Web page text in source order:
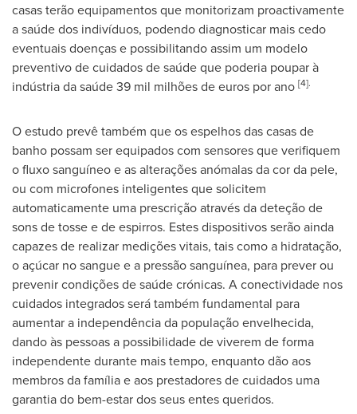
casas terão equipamentos que monitorizam proactivamente
a saúde dos indivíduos, podendo diagnosticar mais cedo
eventuais doenças e possibilitando assim um modelo
preventivo de cuidados de saúde que poderia poupar à
indústria da saúde 39 mil milhões de euros por ano [4].
O estudo prevê também que os espelhos das casas de
banho possam ser equipados com sensores que verifiquem
o fluxo sanguíneo e as alterações anómalas da cor da pele,
ou com microfones inteligentes que solicitem
automaticamente uma prescrição através da deteção de
sons de tosse e de espirros. Estes dispositivos serão ainda
capazes de realizar medições vitais, tais como a hidratação,
o açúcar no sangue e a pressão sanguínea, para prever ou
prevenir condições de saúde crónicas. A conectividade nos
cuidados integrados será também fundamental para
aumentar a independência da população envelhecida,
dando às pessoas a possibilidade de viverem de forma
independente durante mais tempo, enquanto dão aos
membros da família e aos prestadores de cuidados uma
garantia do bem-estar dos seus entes queridos.